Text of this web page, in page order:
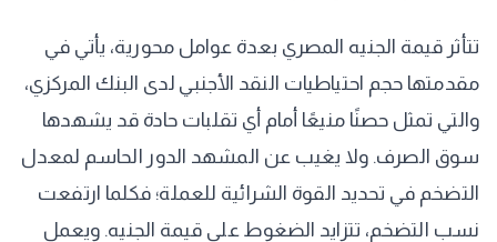
تتأثر قيمة الجنيه المصري بعدة عوامل محورية، يأتي في
مقدمتها حجم احتياطيات النقد الأجنبي لدى البنك المركزي،
والتي تمثل حصنًا منيعًا أمام أي تقلبات حادة قد يشهدها
سوق الصرف. ولا يغيب عن المشهد الدور الحاسم لمعدل
التضخم في تحديد القوة الشرائية للعملة؛ فكلما ارتفعت
نسب التضخم، تتزايد الضغوط على قيمة الجنيه. ويعمل